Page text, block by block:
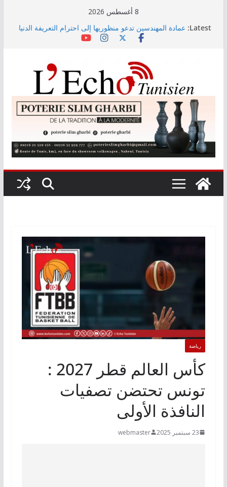
8 أغسطس 2026
Latest: عمادة المهندسين تدعو منظوريها إلى احترام التعريفة الدنيا
أمين بودشارت يلتقي جمهور بنزرت في تجربة موسيقية
استثنائية تجمع الفنان بالجمهور
بالمائة إلى موفى ماي 2026
اختيار معهد باستور مركزا إقليميا لشمال إفريقيا في مراقبة
مياه الصرف الصحي والبيئة
رياضة
كأس العالم قطر 2027 :
تونس تحتضن تصفيات
النافذة الأولى
23 سبتمبر 2025 webmaster